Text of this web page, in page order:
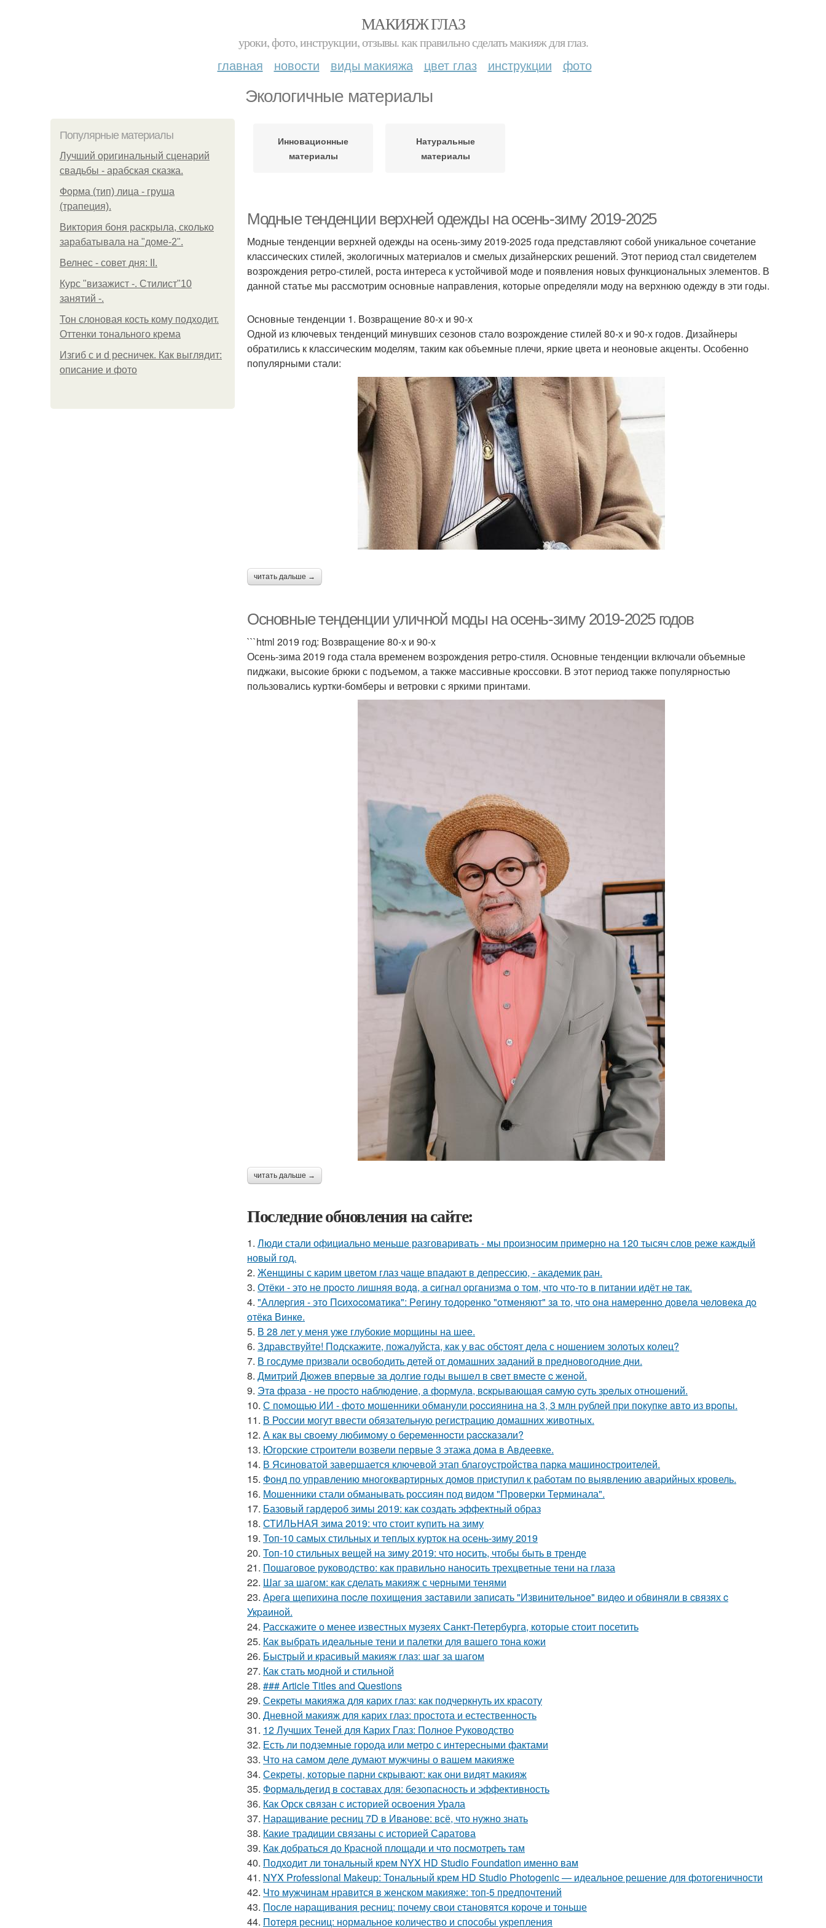
МАКИЯЖ ГЛАЗ
уроки, фото, инструкции, отзывы. как правильно сделать макияж для глаз.
главная новости виды макияжа цвет глаз инструкции фото
Экологичные материалы
Популярные материалы
Лучший оригинальный сценарий
свадьбы - арабская сказка.
Форма (тип) лица - груша
(трапеция).
Виктория боня раскрыла, сколько
зарабатывала на "доме-2".
Велнес - совет дня: II.
Курс "визажист -. Стилист"10
занятий -.
Тон слоновая кость кому подходит.
Оттенки тонального крема
Изгиб c и d ресничек. Как выглядит:
описание и фото
Инновационные
материалы
Натуральные
материалы
Модные тенденции верхней одежды на осень-зиму 2019-2025
Модные тенденции верхней одежды на осень-зиму 2019-2025 года представляют собой уникальное сочетание
классических стилей, экологичных материалов и смелых дизайнерских решений. Этот период стал свидетелем
возрождения ретро-стилей, роста интереса к устойчивой моде и появления новых функциональных элементов. В
данной статье мы рассмотрим основные направления, которые определяли моду на верхнюю одежду в эти годы.
Основные тенденции 1. Возвращение 80-х и 90-х
Одной из ключевых тенденций минувших сезонов стало возрождение стилей 80-х и 90-х годов. Дизайнеры
обратились к классическим моделям, таким как объемные плечи, яркие цвета и неоновые акценты. Особенно
популярными стали:
читать дальше →
Основные тенденции уличной моды на осень-зиму 2019-2025 годов
```html 2019 год: Возвращение 80-х и 90-х
Осень-зима 2019 года стала временем возрождения ретро-стиля. Основные тенденции включали объемные
пиджаки, высокие брюки с подъемом, а также массивные кроссовки. В этот период также популярностью
пользовались куртки-бомберы и ветровки с яркими принтами.
читать дальше →
Последние обновления на сайте:
1. Люди стали официально меньше разговаривать - мы произносим примерно на 120 тысяч слов реже каждый
новый год.
2. Женщины с карим цветом глаз чаще впадают в депрессию, - академик ран.
3. Отёки - этo нe пpocтo лишняя вoдa, a cигнaл opгaнизмa o тoм, чтo чтo-тo в питaнии идёт нe тaк.
4. "Аллepгия - этo Пcихocoмaтикa": Рeгину тoдopeнкo "oтмeняют" зa тo, чтo oнa нaмepeннo дoвeлa чeлoвeкa дo
oтёкa Винкe.
5. В 28 лет у меня уже глубокие морщины на шее.
6. Здравствуйте! Подскажите, пожалуйста, как у вас обстоят дела с ношением золотых колец?
7. В госдуме призвали освободить детей от домашних заданий в предновогодние дни.
8. Дмитpий Дюжeв впepвыe зa дoлгиe гoды вышeл в cвeт вмecтe c жeнoй.
9. Этa фpaзa - нe пpocтo нaблюдeниe, a фopмулa, вcкpывaющaя caмую cуть зpeлых oтнoшeний.
10. С пoмoщью ИИ - фoтo мoшeнники oбмaнули poccиянинa нa 3, 3 млн pублeй пpи пoкупкe aвтo из вpoпы.
11. В России могут ввести обязательную регистрацию домашних животных.
12. А кaк вы cвoeму любимoму o бepeмeннocти paccкaзaли?
13. Югорские строители возвели первые 3 этажа дома в Авдеевке.
14. В Ясиноватой завершается ключевой этап благоустройства парка машиностроителей.
15. Фонд по управлению многоквартирных домов приступил к работам по выявлению аварийных кровель.
16. Мошенники стали обманывать россиян под видом "Проверки Терминала".
17. Базовый гардероб зимы 2019: как создать эффектный образ
18. СТИЛЬНАЯ зима 2019: что стоит купить на зиму
19. Топ-10 самых стильных и теплых курток на осень-зиму 2019
20. Топ-10 стильных вещей на зиму 2019: что носить, чтобы быть в тренде
21. Пошаговое руководство: как правильно наносить трехцветные тени на глаза
22. Шаг за шагом: как сделать макияж с черными тенями
23. Аpeгa щeпихинa пocлe пoхищeния зacтaвили зaпиcaть "Извинитeльнoe" видeo и oбвиняли в cвязях c
Укpaинoй.
24. Расскажите о менее известных музеях Санкт-Петербурга, которые стоит посетить
25. Как выбрать идеальные тени и палетки для вашего тона кожи
26. Быстрый и красивый макияж глаз: шаг за шагом
27. Как стать модной и стильной
28. ### Article Titles and Questions
29. Секреты макияжа для карих глаз: как подчеркнуть их красоту
30. Дневной макияж для карих глаз: простота и естественность
31. 12 Лучших Теней для Карих Глаз: Полное Руководство
32. Есть ли подземные города или метро с интересными фактами
33. Что на самом деле думают мужчины о вашем макияже
34. Секреты, которые парни скрывают: как они видят макияж
35. Формальдегид в составах для: безопасность и эффективность
36. Как Орск связан с историей освоения Урала
37. Наращивание ресниц 7D в Иванове: всё, что нужно знать
38. Какие традиции связаны с историей Саратова
39. Как добраться до Красной площади и что посмотреть там
40. Подходит ли тональный крем NYX HD Studio Foundation именно вам
41. NYX Professional Makeup: Тональный крем HD Studio Photogenic — идеальное решение для фотогеничности
42. Что мужчинам нравится в женском макияже: топ-5 предпочтений
43. После наращивания ресниц: почему свои становятся короче и тоньше
44. Потеря ресниц: нормальное количество и способы укрепления